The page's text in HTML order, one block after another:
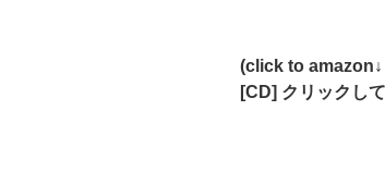
(click to
[CD] クリックし